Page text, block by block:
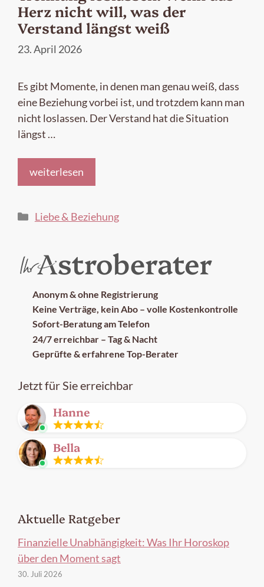
Herz nicht will, was der
Verstand längst weiß
23. April 2026
Es gibt Momente, in denen man genau weiß, dass
eine Beziehung vorbei ist, und trotzdem kann man
nicht loslassen. Der Verstand hat die Situation
längst …
weiterlesen
Kategorien
Liebe & Beziehung
Anonym & ohne Registrierung
Keine Verträge, kein Abo – volle Kostenkontrolle
Sofort-Beratung am Telefon
24/7 erreichbar – Tag & Nacht
Geprüfte & erfahrene Top-Berater
Jetzt für Sie erreichbar
Leitung
frei
Hanne
Bella
Aktuelle Ratgeber
Finanzielle Unabhängigkeit: Was Ihr Horoskop
über den Moment sagt
30. Juli 2026